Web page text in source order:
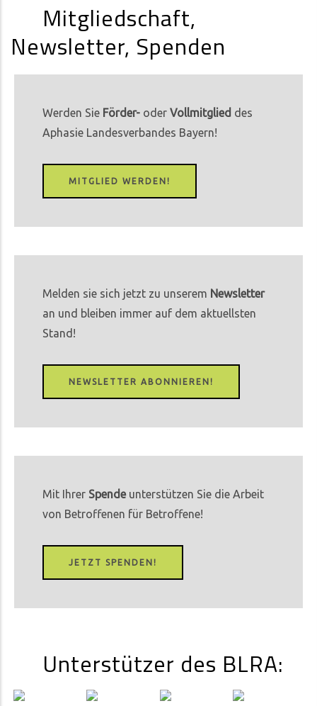
Mitgliedschaft,
Newsletter, Spenden
Werden Sie Förder- oder Vollmitglied des
Aphasie Landesverbandes Bayern!
MITGLIED WERDEN!
Melden sie sich jetzt zu unserem Newsletter
an und bleiben immer auf dem aktuellsten
Stand!
NEWSLETTER ABONNIEREN!
Mit Ihrer Spendeunterstützen Sie die Arbeit
von Betroffenen für Betroffene!
JETZT SPENDEN!
Unterstützer des BLRA: